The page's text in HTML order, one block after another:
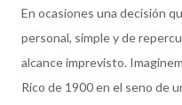
En ocasiones una decisión
personal, simple y de
alcance imprevisto.
Rico de 1900 en el seno de